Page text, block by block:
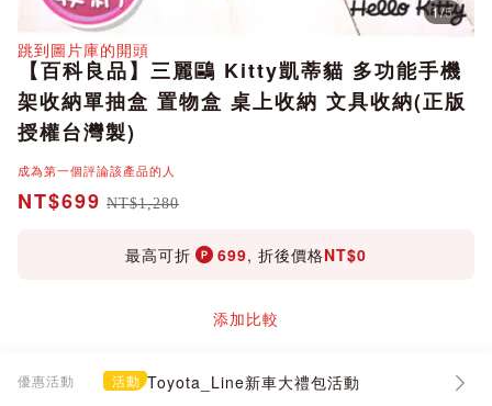
1/5
跳到圖片庫的開頭
【百科良品】三麗鷗 Kitty凱蒂貓 多功能手機
架收納單抽盒 置物盒 桌上收納 文具收納(正版
授權台灣製)
成為第一個評論該產品的人
NT$699 NT$1,280
最高可折 699, 折後價格NT$0
添加比較
優惠活動 活動 Toyota_Line新車大禮包活動